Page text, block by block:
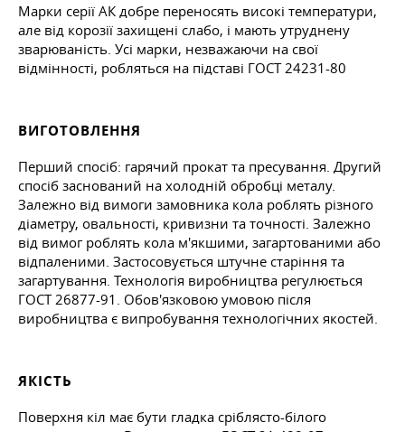
Марки серії АК добре переносять високі температури,
але від корозії захищені слабо, і мають утруднену
зварюваність. Усі марки, незважаючи на свої
відмінності, робляться на підставі ГОСТ24231-80
ВИГОТОВЛЕННЯ
Перший спосіб: гарячий прокат та пресування. Другий
спосіб заснований на холодній обробці металу.
Залежно від вимоги замовника кола роблять різного
діаметру, овальності, кривизни та точності. Залежно
від вимог роблять кола м'якшими, загартованими або
відпаленими. Застосовується штучне старіння та
загартування. Технологія виробництва регулюється
ГОСТ26877-91. Обов'язковою умовою після
виробництва є випробування технологічних якостей.
ЯКІСТЬ
Поверхня кіл має бути гладка сріблясто-білого